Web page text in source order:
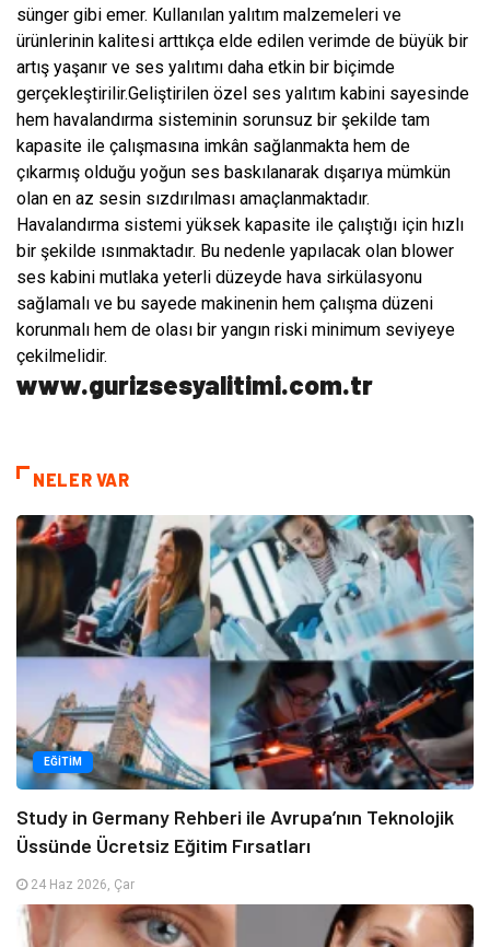
sünger gibi emer. Kullanılan yalıtım malzemeleri ve
ürünlerinin kalitesi arttıkça elde edilen verimde de büyük bir
artış yaşanır ve ses yalıtımı daha etkin bir biçimde
gerçekleştirilir.Geliştirilen özel ses yalıtım kabini sayesinde
hem havalandırma sisteminin sorunsuz bir şekilde tam
kapasite ile çalışmasına imkân sağlanmakta hem de
çıkarmış olduğu yoğun ses baskılanarak dışarıya mümkün
olan en az sesin sızdırılması amaçlanmaktadır.
Havalandırma sistemi yüksek kapasite ile çalıştığı için hızlı
bir şekilde ısınmaktadır. Bu nedenle yapılacak olan blower
ses kabini mutlaka yeterli düzeyde hava sirkülasyonu
sağlamalı ve bu sayede makinenin hem çalışma düzeni
korunmalı hem de olası bir yangın riski minimum seviyeye
çekilmelidir.
www.gurizsesyalitimi.com.tr
NELER VAR
EĞITIM
Study in Germany Rehberi ile Avrupa’nın Teknolojik
Üssünde Ücretsiz Eğitim Fırsatları
24 Haz 2026, Çar